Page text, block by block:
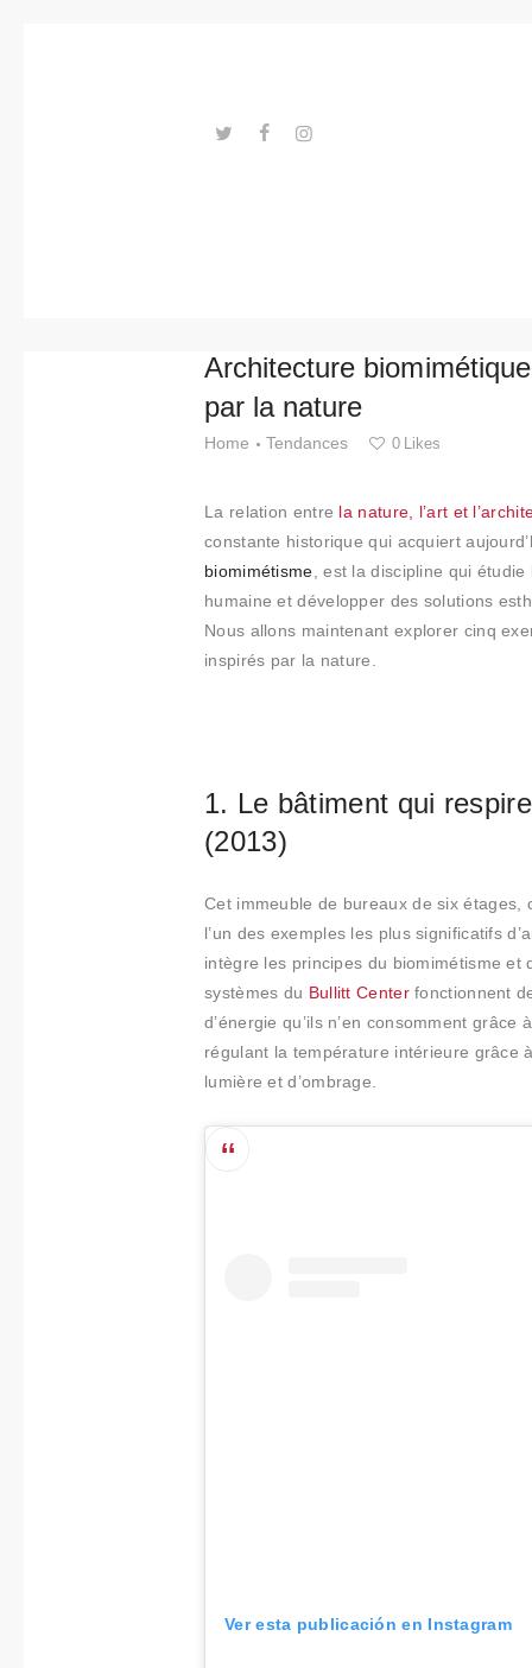
Connexio
Collabora
Architecture
par la nature
Home Tendances 0 Likes
La relation entre la nature, l’art et
constante historique qui acquiert
biomimétisme , est la discipline qui
humaine et développer des solutions
Nous allons maintenant explorer cinq
inspirés par la nature.
1. Le bâtiment qui
(2013)
Cet immeuble de bureaux de six étages,
l’un des exemples les plus significatifs
intègre les principes du biomimétisme
systèmes du Bullitt Centerfonctionnent
d’énergie qu’ils n’en consomment
régulant la température intérieure grâce
lumière et d’ombrage.
Ver esta publicación en Instagram